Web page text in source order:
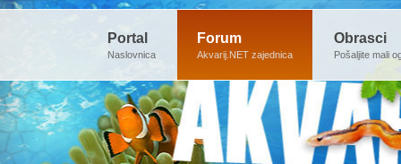
Portal
Naslovnica
Forum
Akvarij.NET zajednica
Obrasci
Pošaljite mali